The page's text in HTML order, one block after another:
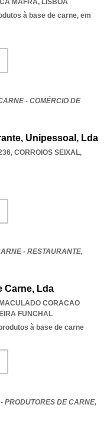
MAFRA, LISBOA
à base de carne, em
- COMÉRCIO DE
Unipessoal, Lda
, CORROIOS SEIXAL,
- RESTAURANTE,
Carne, Lda
IMACULADO CORACAO
FUNCHAL
à base de carne
PRODUTORES DE CARNE,